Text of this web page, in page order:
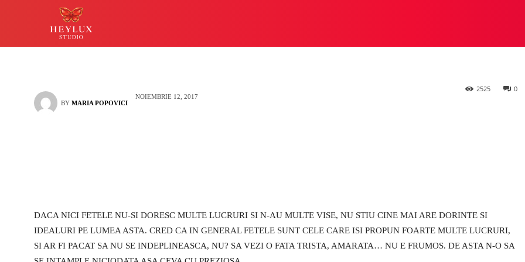
devin realitate pentru fete?
BY MARIA POPOVICI
NOIEMBRIE 12, 2017
0
2525
DACA NICI FETELE NU-SI DORESC MULTE LUCRURI SI N-AU MULTE VISE, NU STIU CINE MAI ARE DORINTE SI
IDEALURI PE LUMEA ASTA. CRED CA IN GENERAL FETELE SUNT CELE CARE ISI PROPUN FOARTE MULTE LUCRURI,
SI AR FI PACAT SA NU SE INDEPLINEASCA, NU? SA VEZI O FATA TRISTA, AMARATA… NU E FRUMOS. DE ASTA N-O SA